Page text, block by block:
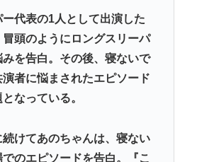
店「うなぎのかば焼き」で食中毒
腹痛など訴え…サルモネラ属の菌
の任意保険を巡り持論「強制しろ
入れないヤツは運転すんなよ」
核も非難する？」→ブロックさ
ー代表の1人として出演した
頭のようにロングスリーパ
を告白。その後、寝ないで
者に悩まされたエピソード
なっている。
続けてあのちゃんは、寝ない
のエピソードを告白。『こ